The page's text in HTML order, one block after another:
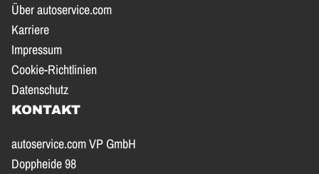
Über autoservice.com
Karriere
Impressum
Cookie-Richtlinien
Datenschutz
KONTAKT
autoservice.com VP GmbH
Doppheide 98